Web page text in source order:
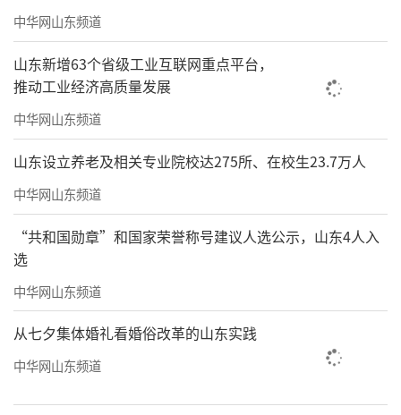
中华网山东频道
山东新增63个省级工业互联网重点平台，
推动工业经济高质量发展
中华网山东频道
山东设立养老及相关专业院校达275所、在校生23.7万人
中华网山东频道
“共和国勋章”和国家荣誉称号建议人选公示，山东4人入
选
中华网山东频道
从七夕集体婚礼看婚俗改革的山东实践
中华网山东频道